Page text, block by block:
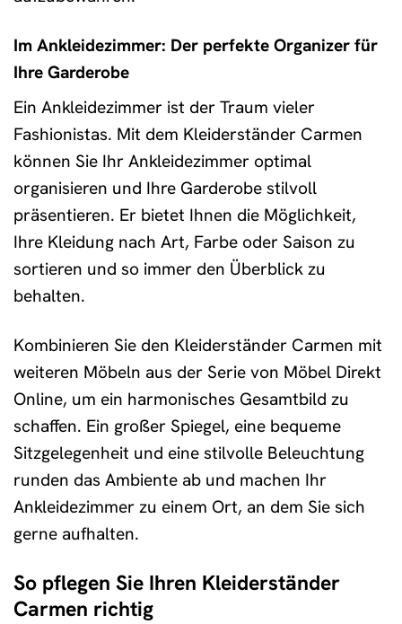
Im Ankleidezimmer: Der perfekte Organizer für
Ihre Garderobe
Ein Ankleidezimmer ist der Traum vieler
Fashionistas. Mit dem Kleiderständer Carmen
können Sie Ihr Ankleidezimmer optimal
organisieren und Ihre Garderobe stilvoll
präsentieren. Er bietet Ihnen die Möglichkeit,
Ihre Kleidung nach Art, Farbe oder Saison zu
sortieren und so immer den Überblick zu
behalten.
Kombinieren Sie den Kleiderständer Carmen mit
weiteren Möbeln aus der Serie von Möbel Direkt
Online, um ein harmonisches Gesamtbild zu
schaffen. Ein großer Spiegel, eine bequeme
Sitzgelegenheit und eine stilvolle Beleuchtung
runden das Ambiente ab und machen Ihr
Ankleidezimmer zu einem Ort, an dem Sie sich
gerne aufhalten.
So pflegen Sie Ihren Kleiderständer
Carmen richtig